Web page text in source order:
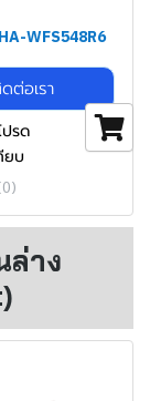
WFS548R6
ต่อเรา
ปรด
ยบ
ล่าง